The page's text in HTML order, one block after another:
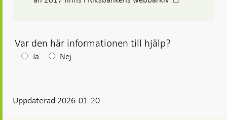
Var den här informationen till hjälp?
Efter
visas
Ja Nej
Uppdaterad 2026-01-20